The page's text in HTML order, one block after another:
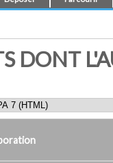
DONT